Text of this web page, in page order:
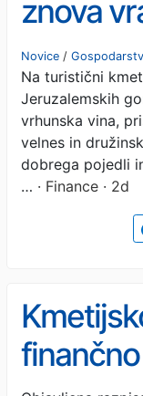
znova
Novice /
Na turistični
Jeruzalemskih
vrhunska vina,
velnes in
dobrega pojedli
… · Finance · 2d